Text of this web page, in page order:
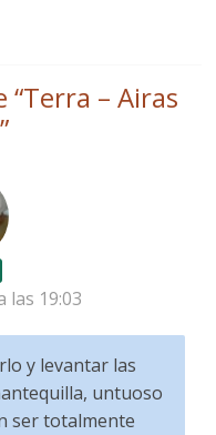
“Terra – Airas
”
las 19:03
y levantar las
untuoso
ser totalmente